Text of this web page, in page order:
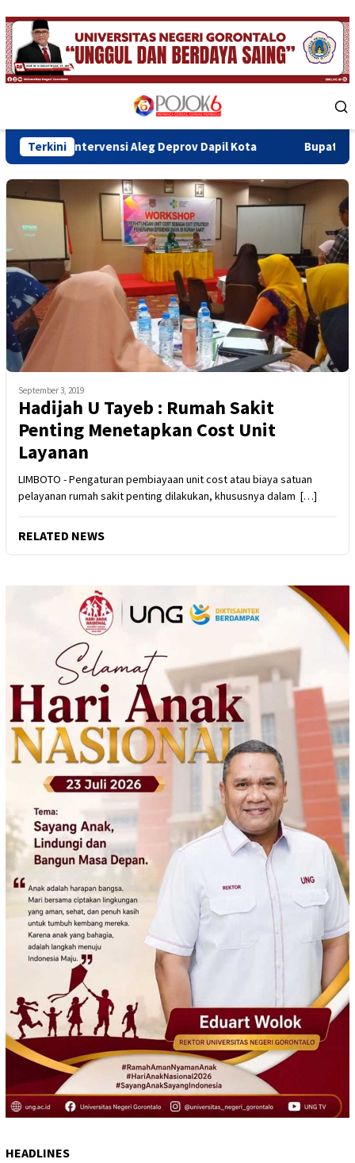
Skip
to
content
Menu
TerkiniAleg Deprov Dapil Kota Bupati Sofyan Teken
September 3, 2019
Hadijah U Tayeb : Rumah Sakit
Penting Menetapkan Cost Unit
Layanan
LIMBOTO - Pengaturan pembiayaan unit cost atau biaya satuan
pelayanan rumah sakit penting dilakukan, khususnya dalam […]
RELATED NEWS
HEADLINES